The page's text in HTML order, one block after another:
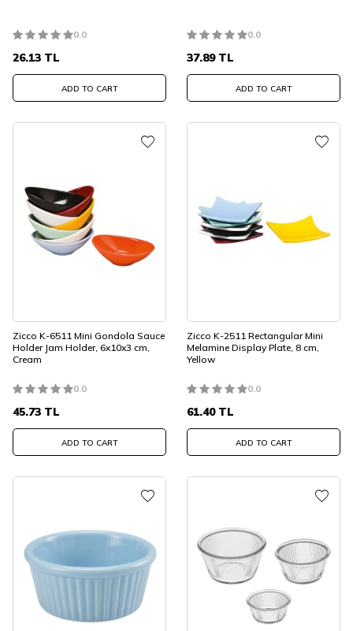
0.0
26.13 TL
ADD TO CART
0.0
37.89TL
ADD TO CART
Zicco K-6511 Mini Gondola Sauce
Holder Jam Holder, 6x10x3 cm,
Cream
0.0
45.73 TL
ADD TO CART
Zicco K-2511 Rectangular Mini
Melamine Display Plate, 8 cm,
Yellow
0.0
61.40TL
ADD TO CART